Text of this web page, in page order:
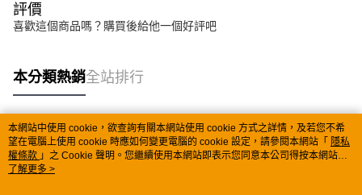
評價
喜歡這個商品嗎？購買後給他一個好評吧
本分類熱銷全站排行
熱門標籤
本網站中使用 cookie，欲查詢有關本網站使用 cookie 方式之詳情，及若您不希
望在電腦上使用 cookie 時應如何變更電腦的 cookie 設定，請參閱本網站「 隱私
權條款 」之 Cookie 聲明。您繼續使用本網站即表示您同意本公司得按本網站使
用條款之 Cookie 聲明使用 cookie。
了解更多 >